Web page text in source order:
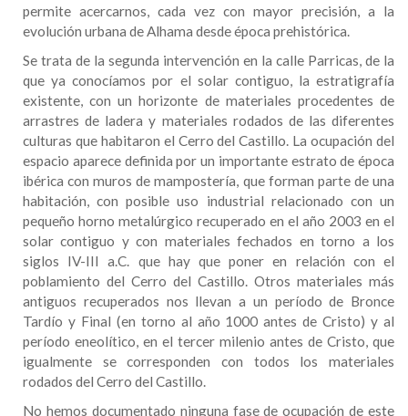
permite acercarnos, cada vez con mayor precisión, a la
evolución urbana de Alhama desde época prehistórica.
Se trata de la segunda intervención en la calle Parricas, de la
que ya conocíamos por el solar contiguo, la estratigrafía
existente, con un horizonte de materiales procedentes de
arrastres de ladera y materiales rodados de las diferentes
culturas que habitaron el Cerro del Castillo. La ocupación del
espacio aparece definida por un importante estrato de época
ibérica con muros de mampostería, que forman parte de una
habitación, con posible uso industrial relacionado con un
pequeño horno metalúrgico recuperado en el año 2003 en el
solar contiguo y con materiales fechados en torno a los
siglos IV-III a.C. que hay que poner en relación con el
poblamiento del Cerro del Castillo. Otros materiales más
antiguos recuperados nos llevan a un período de Bronce
Tardío y Final (en torno al año 1000 antes de Cristo) y al
período eneolítico, en el tercer milenio antes de Cristo, que
igualmente se corresponden con todos los materiales
rodados del Cerro del Castillo.
No hemos documentado ninguna fase de ocupación de este